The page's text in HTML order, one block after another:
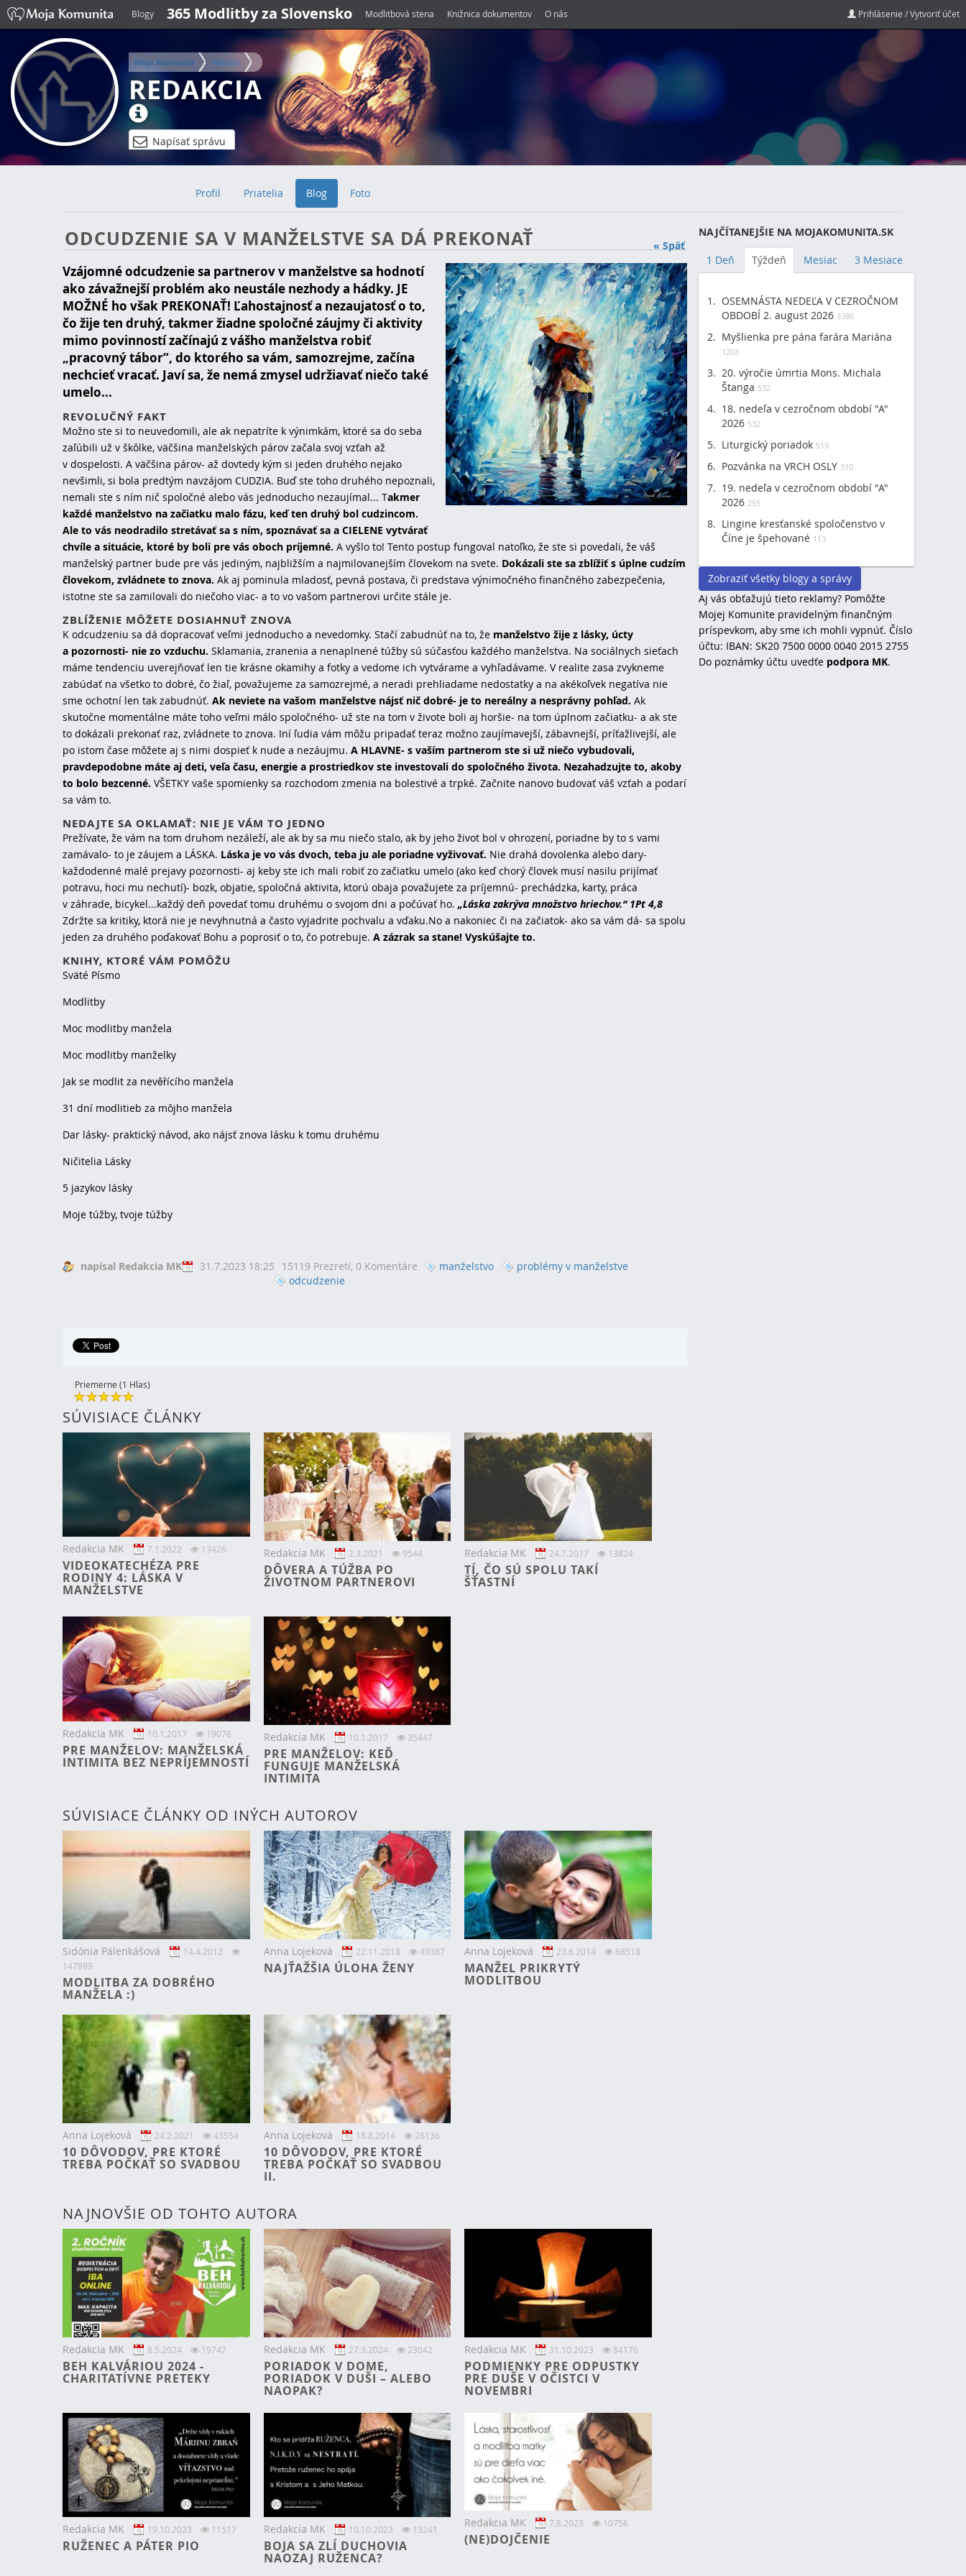
Blogy 365 Modlitby za Slovensko Modlitbová stena Knižnica dokumentov O nás Prihlásenie / Vytvoriť účet
Moja Komunita Nemám
REDAKCIA
Napísať správu
Profil Priatelia Blog Foto
« Späť
ODCUDZENIE SA V MANŽELSTVE SA DÁ PREKONAŤ
Vzájomné odcudzenie sa partnerov v manželstve sa hodnotí
ako závažnejší problém ako neustále nezhody a hádky. JE
MOŽNÉ ho však PREKONAŤ! Ľahostajnosť a nezaujatosť o to,
čo žije ten druhý, takmer žiadne spoločné záujmy či aktivity
mimo povinností začínajú z vášho manželstva robiť
„pracovný tábor“, do ktorého sa vám, samozrejme, začína
nechcieť vracať. Javí sa, že nemá zmysel udržiavať niečo také
umelo...
REVOLUČNÝ FAKT
Možno ste si to neuvedomili, ale ak nepatríte k výnimkám, ktoré sa do seba
zaľúbili už v škôlke, väčšina manželských párov začala svoj vzťah až
v dospelosti. A väčšina párov- až dovtedy kým si jeden druhého nejako
nevšimli, si bola predtým navzájom CUDZIA. Buď ste toho druhého nepoznali,
nemali ste s ním nič spoločné alebo vás jednoducho nezaujímal... Takmer
každé manželstvo na začiatku malo fázu, keď ten druhý bol cudzincom.
Ale to vás neodradilo stretávať sa s ním, spoznávať sa a CIELENE vytvárať
chvíle a situácie, ktoré by boli pre vás oboch príjemné. A vyšlo to! Tento postup fungoval natoľko, že ste si povedali, že váš
manželský partner bude pre vás jediným, najbližším a najmilovanejším človekom na svete. Dokázali ste sa zblížiť s úplne cudzím
človekom, zvládnete to znova. Ak aj pominula mladosť, pevná postava, či predstava výnimočného finančného zabezpečenia,
istotne ste sa zamilovali do niečoho viac- a to vo vašom partnerovi určite stále je.
ZBLÍŽENIE MÔŽETE DOSIAHNUŤ ZNOVA
K odcudzeniu sa dá dopracovať veľmi jednoducho a nevedomky. Stačí zabudnúť na to, že manželstvo žije z lásky, úcty
a pozornosti- nie zo vzduchu. Sklamania, zranenia a nenaplnené túžby sú súčasťou každého manželstva. Na sociálnych sieťach
máme tendenciu uverejňovať len tie krásne okamihy a fotky a vedome ich vytvárame a vyhľadávame. V realite zasa zvykneme
zabúdať na všetko to dobré, čo žiaľ, považujeme za samozrejmé, a neradi prehliadame nedostatky a na akékoľvek negatíva nie
sme ochotní len tak zabudnúť. Ak neviete na vašom manželstve nájsť nič dobré- je to nereálny a nesprávny pohľad. Ak
skutočne momentálne máte toho veľmi málo spoločného- už ste na tom v živote boli aj horšie- na tom úplnom začiatku- a ak ste
to dokázali prekonať raz, zvládnete to znova. Iní ľudia vám môžu pripadať teraz možno zaujímavejší, zábavnejší, príťažlivejší, ale
po istom čase môžete aj s nimi dospieť k nude a nezáujmu. A HLAVNE- s vaším partnerom ste si už niečo vybudovali,
pravdepodobne máte aj deti, veľa času, energie a prostriedkov ste investovali do spoločného života. Nezahadzujte to, akoby
to bolo bezcenné. VŠETKY vaše spomienky sa rozchodom zmenia na bolestivé a trpké. Začnite nanovo budovať váš vzťah a podarí
sa vám to.
NEDAJTE SA OKLAMAŤ: NIE JE VÁM TO JEDNO
Prežívate, že vám na tom druhom nezáleží, ale ak by sa mu niečo stalo, ak by jeho život bol v ohrození, poriadne by to s vami
zamávalo- to je záujem a LÁSKA. Láska je vo vás dvoch, teba ju ale poriadne vyživovať. Nie drahá dovolenka alebo dary-
každodenné malé prejavy pozornosti- aj keby ste ich mali robiť zo začiatku umelo (ako keď chorý človek musí nasilu prijímať
potravu, hoci mu nechutí)- bozk, objatie, spoločná aktivita, ktorú obaja považujete za príjemnú- prechádzka, karty, práca
v záhrade, bicykel...každý deň povedať tomu druhému o svojom dni a počúvať ho. „Láska zakrýva množstvo hriechov.“ 1Pt 4,8
Zdržte sa kritiky, ktorá nie je nevyhnutná a často vyjadrite pochvalu a vďaku.No a nakoniec či na začiatok- ako sa vám dá- sa spolu
jeden za druhého poďakovať Bohu a poprosiť o to, čo potrebuje. A zázrak sa stane! Vyskúšajte to.
KNIHY, KTORÉ VÁM POMÔŽU
Sväté Písmo
Modlitby
Moc modlitby manžela
Moc modlitby manželky
Jak se modlit za nevěřícího manžela
31 dní modlitieb za môjho manžela
Dar lásky- praktický návod, ako nájsť znova lásku k tomu druhému
Ničitelia Lásky
5 jazykov lásky
Moje túžby, tvoje túžby
napísal Redakcia MK 31.7.2023 18:25 15119 Prezretí, 0 Komentáre manželstvo
problémy v manželstve
odcudzenie
Priemerne (1 Hlas)
SÚVISIACE ČLÁNKY
Redakcia MK 7.1.2022 13426
VIDEOKATECHÉZA PRE
RODINY 4: LÁSKA V
MANŽELSTVE
Redakcia MK 2.3.2021 9544
DÔVERA A TÚŽBA PO
ŽIVOTNOM PARTNEROVI
Redakcia MK 24.7.2017 13824
TÍ, ČO SÚ SPOLU TAKÍ
ŠŤASTNÍ
Redakcia MK 10.1.2017 19076
PRE MANŽELOV: MANŽELSKÁ
INTIMITA BEZ NEPRÍJEMNOSTÍ
Redakcia MK 10.1.2017 35447
PRE MANŽELOV: KEĎ
FUNGUJE MANŽELSKÁ
INTIMITA
SÚVISIACE ČLÁNKY OD INÝCH AUTOROV
Sidónia Pálenkášová
14.4.2012
147899
MODLITBA ZA DOBRÉHO
MANŽELA :)
Anna Lojeková 22.11.2018 49387
NAJŤAŽŠIA ÚLOHA ŽENY
Anna Lojeková 23.6.2014 68518
MANŽEL PRIKRYTÝ
MODLITBOU
Anna Lojeková 24.2.2021 43554
10 DÔVODOV, PRE KTORÉ
TREBA POČKAŤ SO SVADBOU
Anna Lojeková 18.8.2014 26136
10 DÔVODOV, PRE KTORÉ
TREBA POČKAŤ SO SVADBOU
II.
NAJNOVŠIE OD TOHTO AUTORA
Redakcia MK 8.5.2024 19747
BEH KALVÁRIOU 2024 -
CHARITATÍVNE PRETEKY
Redakcia MK 27.3.2024 23042
PORIADOK V DOME,
PORIADOK V DUŠI – ALEBO
NAOPAK?
Redakcia MK 31.10.2023 84176
PODMIENKY PRE ODPUSTKY
PRE DUŠE V OČISTCI V
NOVEMBRI
Redakcia MK 19.10.2023 11517
RUŽENEC A PÁTER PIO
Redakcia MK 10.10.2023 13241
BOJA SA ZLÍ DUCHOVIA
NAOZAJ RUŽENCA?
Redakcia MK 7.8.2023 10756
(NE)DOJČENIE
NAJČÍTANEJŠIE NA MOJAKOMUNITA.SK
1 Deň Týždeň Mesiac 3 Mesiace
OSEMNÁSTA NEDEĽA V CEZROČNOM
OBDOBÍ 2. august 2026 3386
Myšlienka pre pána farára Mariána
1203
20. výročie úmrtia Mons. Michala
Štanga 532
18. nedeľa v cezročnom období "A"
2026 532
Liturgický poriadok 519
Pozvánka na VRCH OSLY 310
19. nedeľa v cezročnom období "A"
2026 255
Lingine kresťanské spoločenstvo v
Číne je špehované 113
Zobraziť všetky blogy a správy
Aj vás obťažujú tieto reklamy? Pomôžte
Mojej Komunite pravidelným finančným
príspevkom, aby sme ich mohli vypnúť. Číslo
účtu: IBAN: SK20 7500 0000 0040 2015 2755
Do poznámky účtu uvedťe podpora MK.